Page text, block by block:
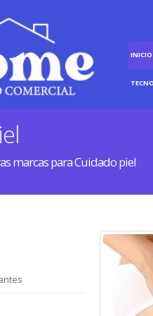
INICIO
marcas para Cuidado piel